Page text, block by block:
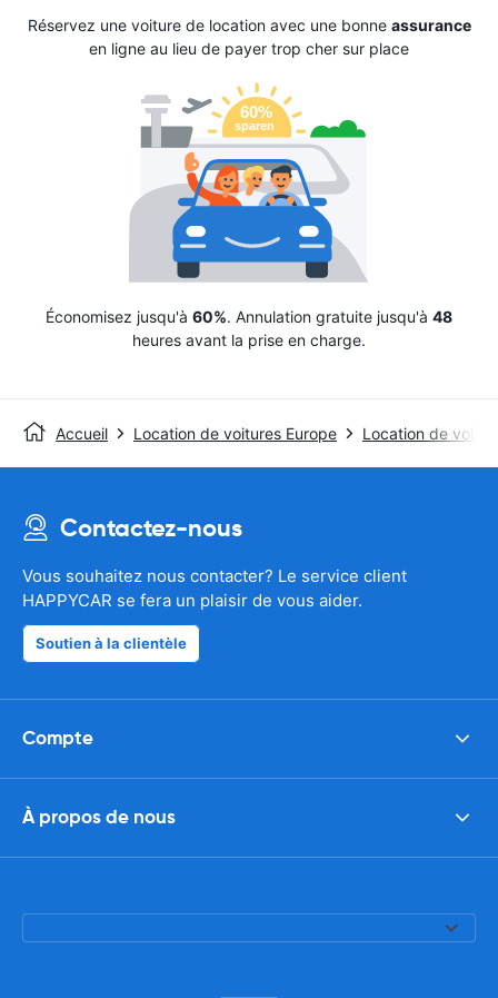
Réservez une voiture de location avec une bonne assurance
en ligne au lieu de payer trop cher sur place
Économisez jusqu'à 60%. Annulation gratuite jusqu'à 48
heures avant la prise en charge.
Accueil Location de voitures Europe Location de
Contactez-nous
Vous souhaitez nous contacter? Le service client
HAPPYCAR se fera un plaisir de vous aider.
Soutien à la clientèle
Compte
À propos de nous